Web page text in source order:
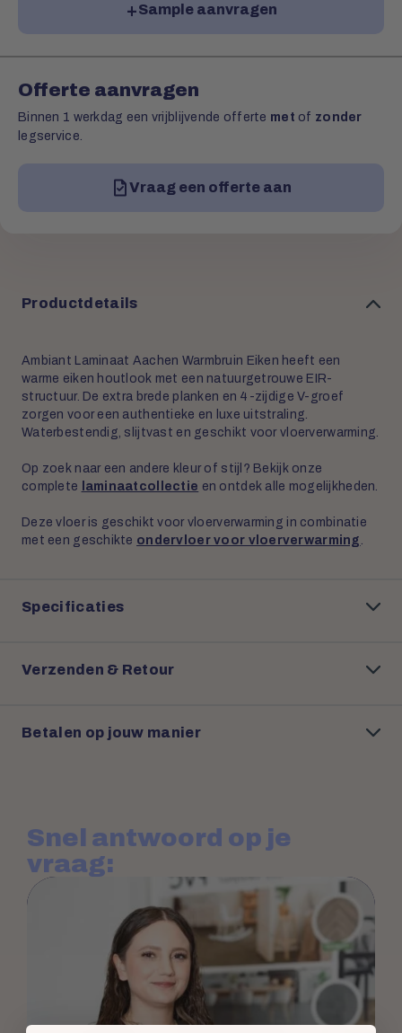
Sample aanvragen
Offerte aanvragen
Binnen 1 werkdag een vrijblijvende offerte met of zonder
legservice.
Vraag een offerte aan
Productdetails
Ambiant Laminaat Aachen Warmbruin Eiken heeft een
warme eiken houtlook met een natuurgetrouwe EIR-
structuur. De extra brede planken en 4-zijdige V-groef
zorgen voor een authentieke en luxe uitstraling.
Waterbestendig, slijtvast en geschikt voor vloerverwarming.
Op zoek naar een andere kleur of stijl? Bekijk onze
complete
laminaatcollectie en ontdek alle mogelijkheden.
Deze vloer is geschikt voor vloerverwarming in combinatie
met een geschikte ondervloer voor vloerverwarming
Specificaties
Verzenden & Retour
Betalen op jouw manier
Snel antwoord op je
vraag: